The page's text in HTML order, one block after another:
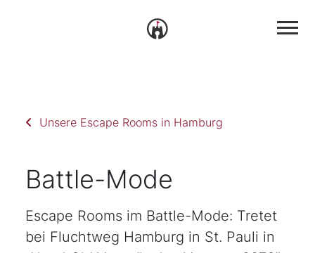
Unsere Escape Rooms in Hamburg
Battle-Mode
Escape Rooms im Battle-Mode: Tretet
bei Fluchtweg Hamburg in St. Pauli in